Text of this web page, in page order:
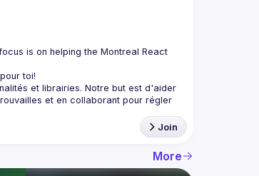
is on helping the Montreal React
et librairies. Notre but est d'aider
et en collaborant pour régler
Join
More